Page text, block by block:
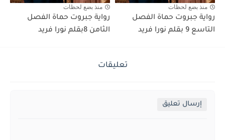
منذ بضع لحظات
رواية جبروت حماة الفصل
التاسع 9 بقلم نورا فريد
منذ بضع لحظات
رواية جبروت حماة الفصل
الثامن 8بقلم نورا فريد
تعليقات
إرسال تعليق